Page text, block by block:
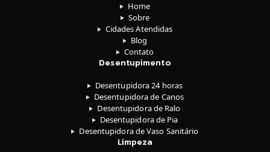
Home
Sobre
Cidades Atendidas
Blog
Contato
Desentupimento
Desentupidora 24 horas
Desentupidora de Canos
Desentupidora de Ralo
Desentupidora de Pia
Desentupidora de Vaso Sanitário
Limpeza